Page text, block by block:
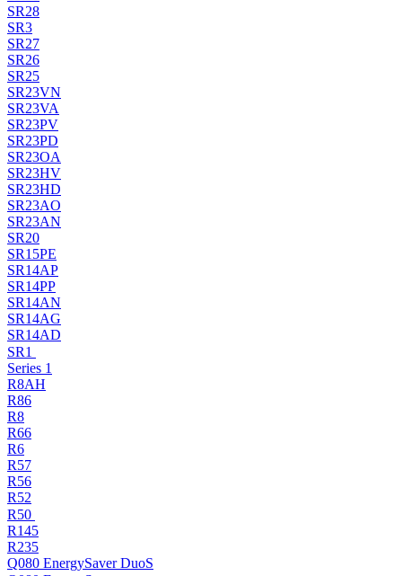
SR28
SR3
SR27
SR26
SR25
SR23VN
SR23VA
SR23PV
SR23PD
SR23OA
SR23HV
SR23HD
SR23AO
SR23AN
SR20
SR15PE
SR14AP
SR14PP
SR14AN
SR14AG
SR14AD
SR1
Series 1
R8AH
R86
R8
R66
R6
R57
R56
R52
R50
R145
R235
Q080 EnergySaver DuoS